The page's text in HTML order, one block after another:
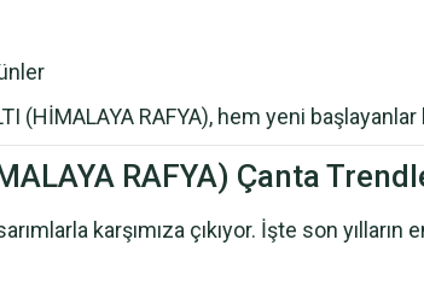
(HİMALAYA RAFYA), hem yeni
RAFYA) Çanta
karşımıza çıkıyor. İşte son yılların